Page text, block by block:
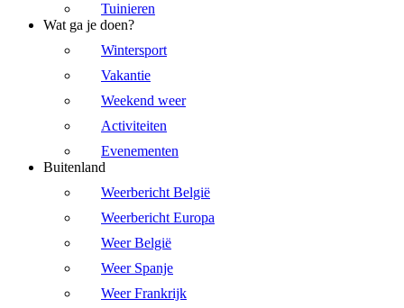
Tuinieren
Wat ga je doen?
Wintersport
Vakantie
Weekend weer
Activiteiten
Evenementen
Buitenland
Weerbericht België
Weerbericht Europa
Weer België
Weer Spanje
Weer Frankrijk